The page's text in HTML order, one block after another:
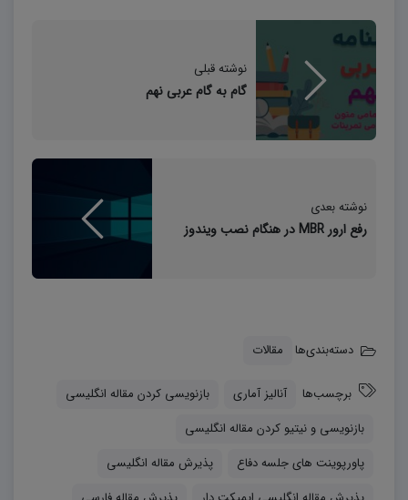
? سابمیت کردن مقاله فارسی یا انگلیسی
? چک کردن پلاجیاریزم (همپوشانی) مقاله
? بازنویسی و نیتیو کردن مقاله انگلیسی
ویرایش و بازنویسی
پروژه، کارآموزی و تحقیقات دانشجویی
نوشته قبلی
گام به گام عربی نهم
نوشته بعدی
رفع ارور MBR در هنگام نصب ویندوز
دسته‌بندی‌ها مقالات
برچسب‌ها آنالیز آماری
بازنویسی کردن مقاله انگلیسی
بازنویسی و نیتیو کردن مقاله انگلیسی
پاورپوینت های جلسه دفاع
پذیرش مقاله انگلیسی